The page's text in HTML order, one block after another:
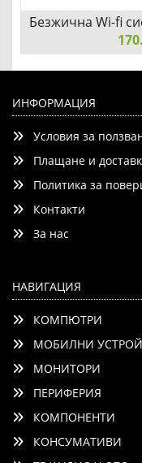
Безжична Wi-fi
ИНФОРМАЦИЯ
Условия за
Плащане и
Политика за
Контакти
За нас
НАВИГАЦИЯ
КОМПЮТРИ
МОБИЛНИ
МОНИТОРИ
ПЕРИФЕРИЯ
КОМПОНЕНТИ
КОНСУМАТИВИ